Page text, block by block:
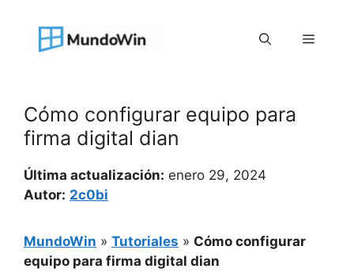
contenido
Menú
Cómo configurar equipo para
firma digital dian
Última actualización: enero 29, 2024
Autor: 2c0bi
MundoWin » Tutoriales » Cómo configurar
equipo para firma digital dian